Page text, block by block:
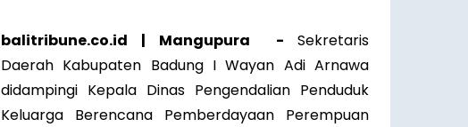
balitribune.co.id | Mangupura -Sekretaris
Daerah Kabupaten Badung I Wayan Adi Arnawa
didampingi Kepala Dinas Pengendalian Penduduk
Keluarga Berencana Pemberdayaan Perempuan